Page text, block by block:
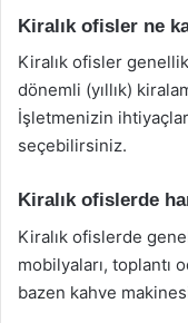
Kiralık ofisler ne
Kiralık ofisler
dönemli (yıllık)
İşletmenizin
seçebilirsiniz.
Kiralık ofislerde
Kiralık ofislerde
mobilyaları, toplantı
bazen kahve